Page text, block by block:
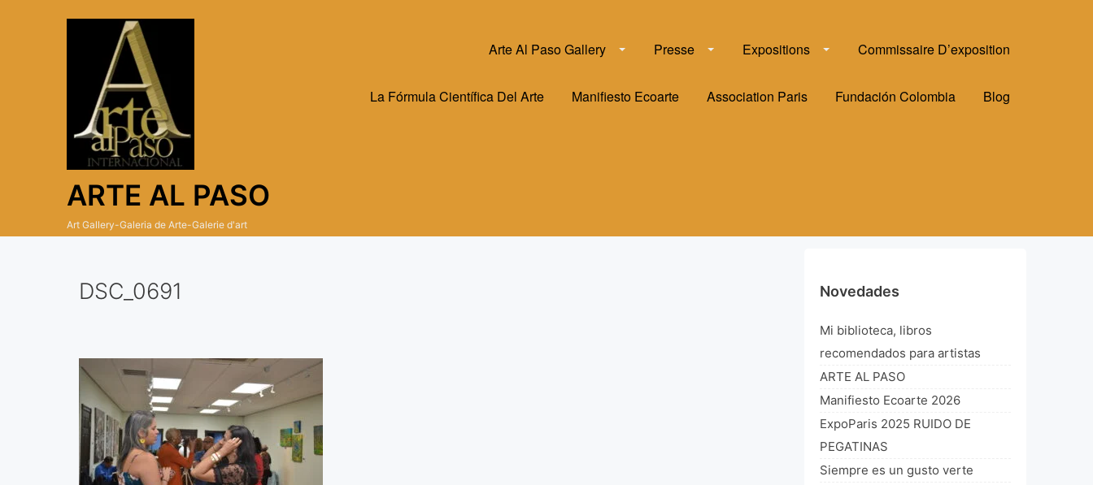
ARTE AL PASO
Art Gallery-Galeria de Arte-Galerie d'art
Arte Al Paso Gallery Presse Expositions Commissaire D’exposition
La Fórmula Científica Del Arte Manifiesto Ecoarte Association Paris Fundación Colombia Blog
DSC_0691 Novedades
Mi biblioteca, libros
recomendados para artistas
ARTE AL PASO
Manifiesto Ecoarte 2026
ExpoParis 2025 RUIDO DE
PEGATINAS
Siempre es un gusto verte